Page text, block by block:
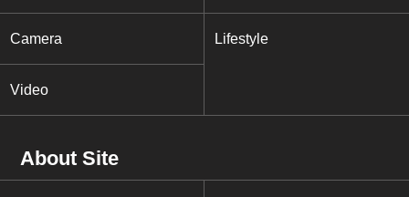
Camera Lifestyle
Video
About Site